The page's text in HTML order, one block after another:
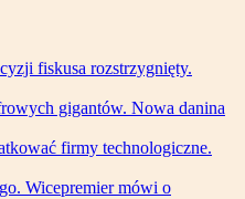
fiskusa rozstrzygnięty.
gigantów. Nowa danina
firmy technologiczne.
Wicepremier mówi o